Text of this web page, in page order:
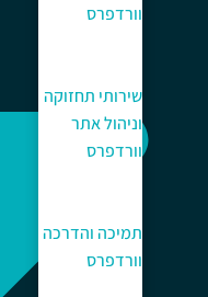
וורדפרס
שירותי תחזוקה
וניהול אתר
וורדפרס
תמיכה והדרכה
וורדפרס